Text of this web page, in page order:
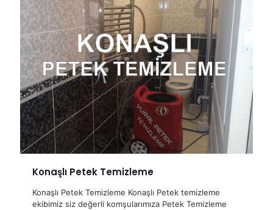
Konaşlı Petek Temizleme
Konaşlı Petek Temizleme Konaşlı Petek temizleme
ekibimiz siz değerli komşularımıza Petek Temizleme